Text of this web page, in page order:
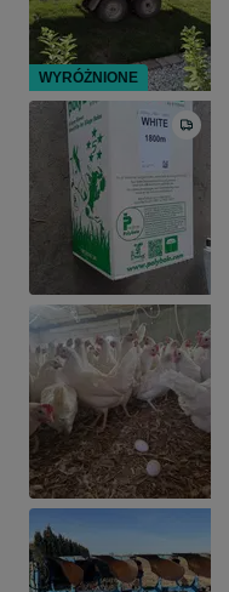
WYRÓŻNIONE